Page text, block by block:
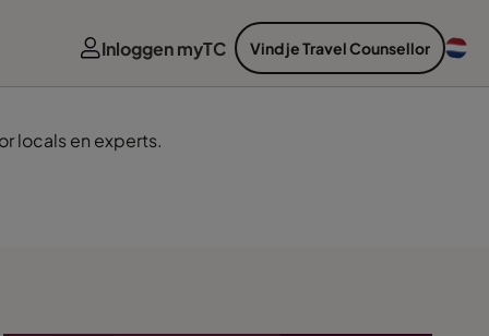
Inloggen myTC Vind je Travel Counsellor
locals en experts.